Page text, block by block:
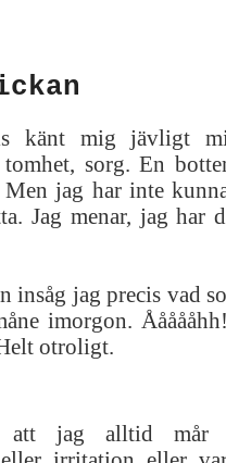
känt mig jävligt
tomhet, sorg. En
jag har inte
Jag menar, jag har
insåg jag precis vad
imorgon.
otroligt.
att jag alltid mår